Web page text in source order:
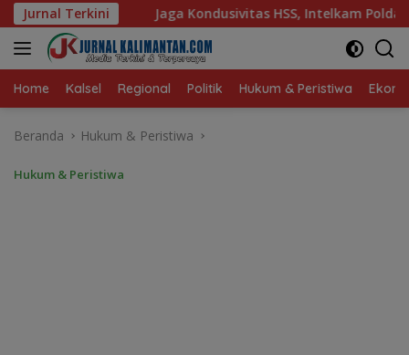
Langsung
ke
konten
Jurnal TerkiniHSS, Intelkam Polda Kalsel Dorong Persatuan dan
Home Kalsel Regional Politik Hukum & Peristiwa
Beranda Hukum & Peristiwa
Hukum & Peristiwa